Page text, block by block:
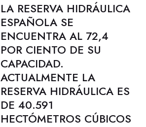
LA RESERVA HIDRÁULICA
ESPAÑOLA SE
ENCUENTRA AL 72,4
POR CIENTO DE SU
CAPACIDAD.
ACTUALMENTE LA
RESERVA HIDRÁULICA ES
DE 40.591
HECTÓMETROS CÚBICOS